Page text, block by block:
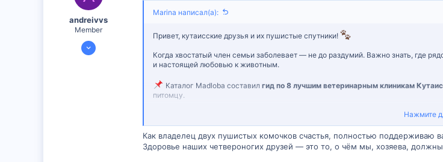
andreivvs
Member
3 Июл 2025
Marina написал(а):
Привет, кутаисские друзья и их пушистые спутники!
Когда хвостатый член семьи заболевает — не до раздумий. Важно знать, где
и настоящей любовью к животным.
Каталог Madloba составил гид по 8 лучшим ветеринарным клиникам
питомцу.
ТОП ветеринарных клиник Кутаиси — кому можно
Обязательно загляните в видео:
Нажмите
Как владелец двух пушистых комочков счастья, полностью
Здоровье наших четвероногих друзей — это то, о чём мы, хозяева, должны